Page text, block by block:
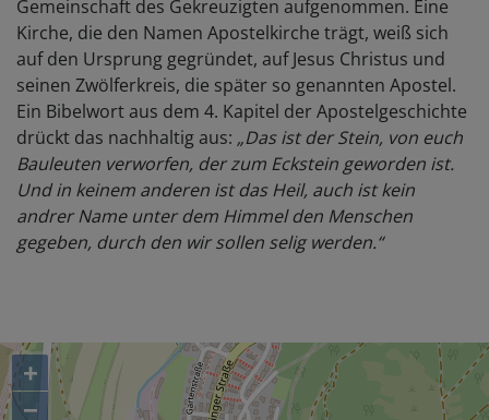
Gemeinschaft des Gekreuzigten aufgenommen. Eine
Kirche, die den Namen Apostelkirche trägt, weiß sich
auf den Ursprung gegründet, auf Jesus Christus und
seinen Zwölferkreis, die später so genannten Apostel.
Ein Bibelwort aus dem 4. Kapitel der Apostelgeschichte
drückt das nachhaltig aus: „Das ist der Stein, von euch
Bauleuten verworfen, der zum Eckstein geworden ist.
Und in keinem anderen ist das Heil, auch ist kein
andrer Name unter dem Himmel den Menschen
gegeben, durch den wir sollen selig werden.“
+
−